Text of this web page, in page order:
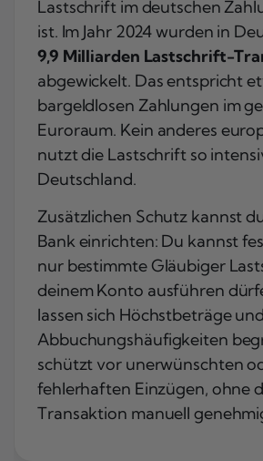
Lastschrift im deutschen
ist. Im Jahr 2024 wurden in
9,9 Milliarden Lastschrift-
abgewickelt. Das entspricht
bargeldlosen Zahlungen im
Euroraum. Kein anderes
nutzt die Lastschrift so
Deutschland.
Zusätzlichen Schutz kannst
Bank einrichten: Du kannst
nur bestimmte Gläubiger
deinem Konto ausführen
lassen sich Höchstbeträge und
Abbuchungshäufigkeiten
schützt vor unerwünschten
fehlerhaften Einzügen, ohne
Transaktion manuell